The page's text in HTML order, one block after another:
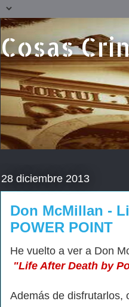
Cosas
28 diciembre 2013
Don McMillan -
POWER POINT
He vuelto a ver a Don
"Life After Death by
Además de disfrutarlos,